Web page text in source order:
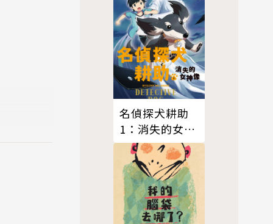
名偵探犬耕助
1：消失的女神
像